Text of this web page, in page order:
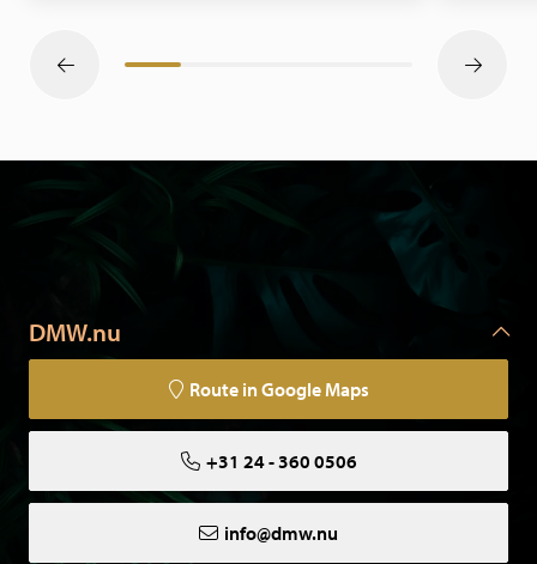
DMW.nu
Route in Google Maps
+31 24 - 360 0506
info@dmw.nu